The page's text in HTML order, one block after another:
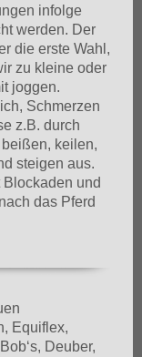
infolge
werden. Der
die erste Wahl,
zu kleine oder
joggen.
Schmerzen
z.B. durch
keilen,
steigen aus.
und
das Pferd
Equiflex,
Deuber,